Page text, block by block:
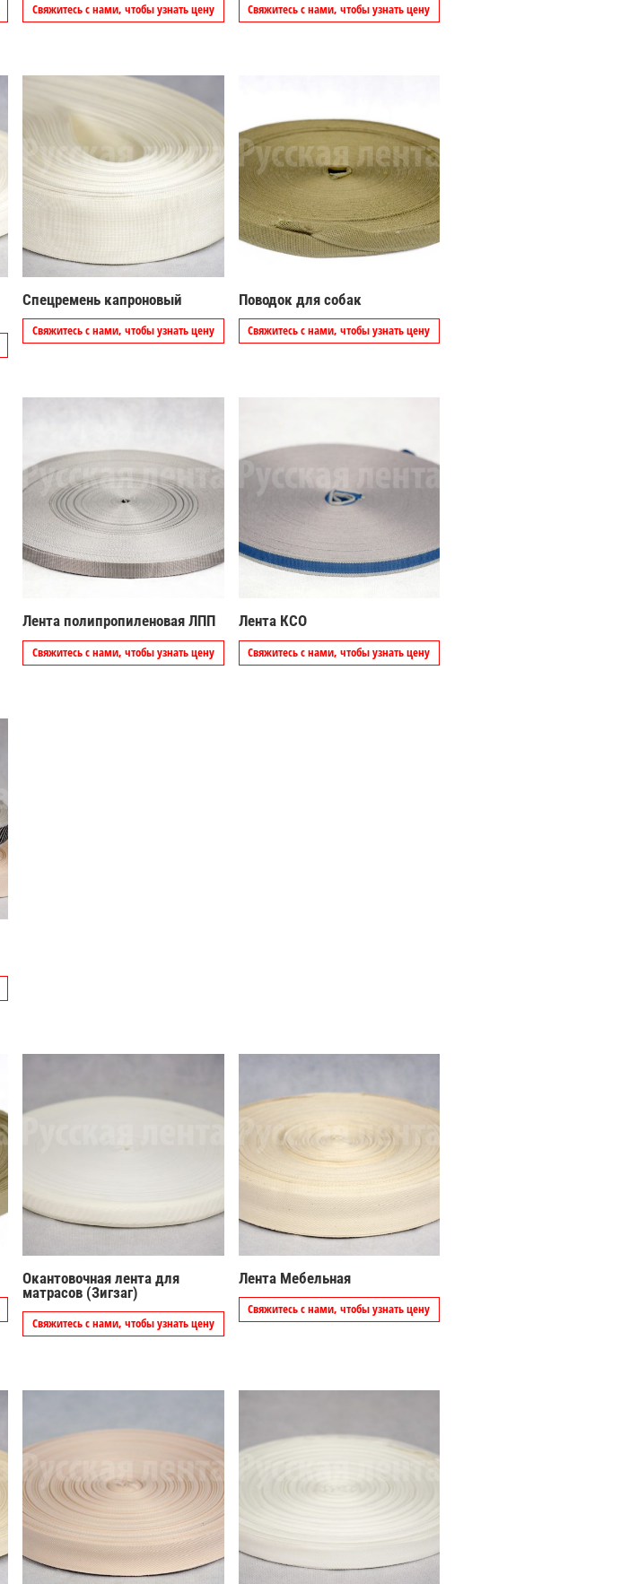
Свяжитесь с нами, чтобы узнать цену Свяжитесь с нами, чтобы узнать цену
Спецремень капроновый
Свяжитесь с нами, чтобы узнать цену
Поводок для собак
Свяжитесь с нами, чтобы узнать цену
Лента полипропиленовая ЛПП
Свяжитесь с нами, чтобы узнать цену
Лента КСО
Свяжитесь с нами, чтобы узнать цену
Окантовочная лента для
матрасов (Зигзаг)
Свяжитесь с нами, чтобы узнать цену
Лента Мебельная
Свяжитесь с нами, чтобы узнать цену